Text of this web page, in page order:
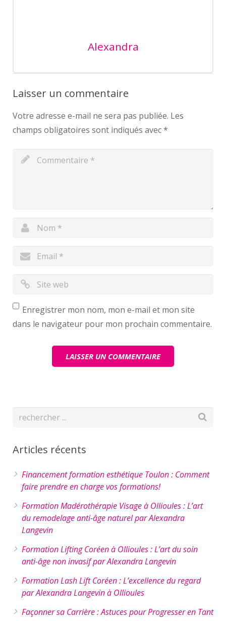
Alexandra
Laisser un commentaire
Votre adresse e-mail ne sera pas publiée. Les
champs obligatoires sont indiqués avec*
Enregistrer mon nom, mon e-mail et mon site
dans le navigateur pour mon prochain commentaire.
Articles récents
Financement formation esthétique Toulon : Comment
faire prendre en charge vos formations!
Formation Madérothérapie Visage à Ollioules : L’art
du remodelage anti-âge naturel par Alexandra
Langevin
Formation Lifting Coréen à Ollioules : L’art du soin
anti-âge non invasif par Alexandra Langevin
Formation Lash Lift Coréen : L’excellence du regard
par Alexandra Langevin à Ollioules
Façonner sa Carrière : Astuces pour Progresser en Tant